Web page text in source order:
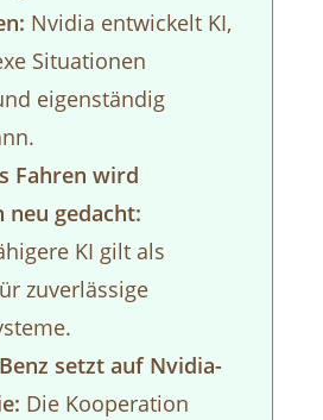
Nvidia entwickelt KI,
Situationen
eigenständig
Fahren wird
neu gedacht:
KI gilt als
zuverlässige
setzt auf Nvidia-
Die Kooperation